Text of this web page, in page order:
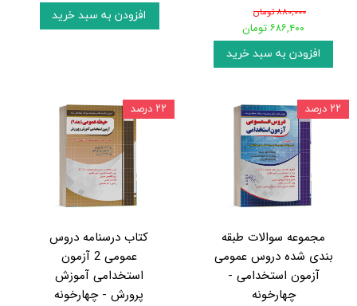
۸۸۰,۰۰۰ تومان
۶۸۶,۴۰۰ تومان
افزودن به سبد خرید
افزودن به سبد خرید
مجموعه سوالات طبقه
بندی شده دروس عمومی
آزمون استخدامی -
چهارخونه
۲۲ درصد
کتاب درسنامه دروس
عمومی 2 آزمون
استخدامی آموزش
پرورش - چهارخونه
۲۲ درصد